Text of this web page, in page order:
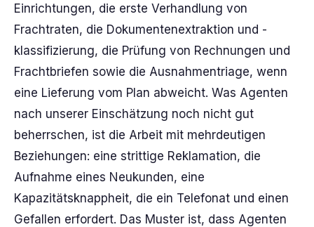
Einrichtungen, die erste Verhandlung von
Frachtraten, die Dokumentenextraktion und -
klassifizierung, die Prüfung von Rechnungen und
Frachtbriefen sowie die Ausnahmentriage, wenn
eine Lieferung vom Plan abweicht. Was Agenten
nach unserer Einschätzung noch nicht gut
beherrschen, ist die Arbeit mit mehrdeutigen
Beziehungen: eine strittige Reklamation, die
Aufnahme eines Neukunden, eine
Kapazitätsknappheit, die ein Telefonat und einen
Gefallen erfordert. Das Muster ist, dass Agenten